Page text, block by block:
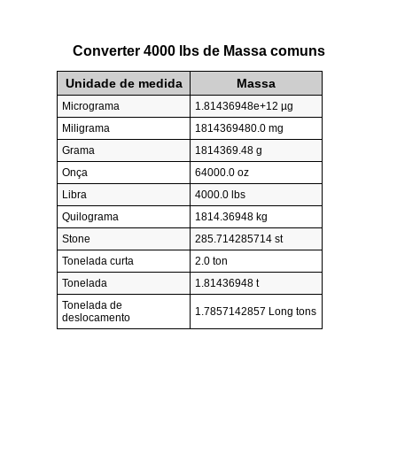
Converter 4000 lbs de Massa comuns
Unidade de medida Massa
Micrograma
1.81436948e+12 µg
Miligrama
1814369480.0 mg
Grama
1814369.48 g
Onça
64000.0 oz
Libra
4000.0 lbs
Quilograma
1814.36948 kg
Stone
285.714285714 st
Tonelada curta
2.0 ton
Tonelada
1.81436948 t
Tonelada de
deslocamento
1.7857142857 Long tons